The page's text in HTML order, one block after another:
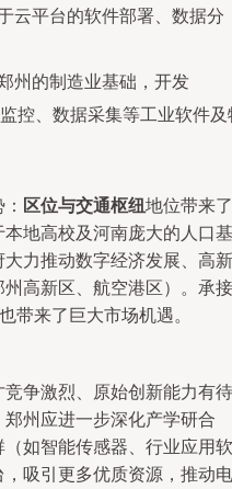
云平台的软件部署、数据分
州的制造业基础，开发
控、数据采集等工业软件及
区位与交通枢纽 地位带来了
本地高校及河南庞大的人口基
力推动数字经济发展、高新
高新区、航空港区）。承接
带来了巨大市场机遇。
争激烈、原始创新能力有待
州应进一步深化产学研合
如智能传感器、行业应用软
吸引更多优质资源，推动电